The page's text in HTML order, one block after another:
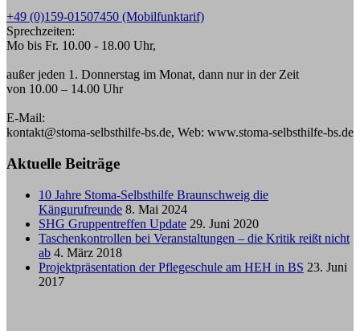
+49 (0)159-01507450 (Mobilfunktarif)
Sprechzeiten:
Mo bis Fr. 10.00 - 18.00 Uhr,
außer jeden 1. Donnerstag im Monat, dann nur in der Zeit
von 10.00 – 14.00 Uhr
E-Mail:
kontakt@stoma-selbsthilfe-bs.de, Web: www.stoma-selbsthilfe-bs.de
Aktuelle Beiträge
10 Jahre Stoma-Selbsthilfe Braunschweig die
Kängurufreunde 8. Mai 2024
SHG Gruppentreffen Update 29. Juni 2020
Taschenkontrollen bei Veranstaltungen – die Kritik reißt nicht
ab 4. März 2018
Projektpräsentation der Pflegeschule am HEH in BS 23. Juni
2017